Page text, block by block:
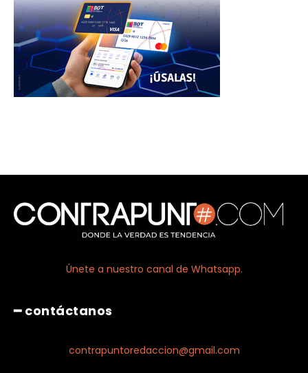
Únete a nuestro canal de Whatsapp.
━ contáctanos
contrapuntoredaccion@gmail.com